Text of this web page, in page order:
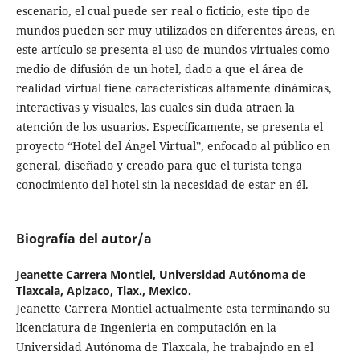
escenario, el cual puede ser real o ficticio, este tipo de
mundos pueden ser muy utilizados en diferentes áreas, en
este artículo se presenta el uso de mundos virtuales como
medio de difusión de un hotel, dado a que el área de
realidad virtual tiene características altamente dinámicas,
interactivas y visuales, las cuales sin duda atraen la
atención de los usuarios. Específicamente, se presenta el
proyecto “Hotel del Ángel Virtual”, enfocado al público en
general, diseñado y creado para que el turista tenga
conocimiento del hotel sin la necesidad de estar en él.
Biografía del autor/a
Jeanette Carrera Montiel, Universidad Autónoma de
Tlaxcala, Apizaco, Tlax., Mexico.
Jeanette Carrera Montiel actualmente esta terminando su
licenciatura de Ingenieria en computación en la
Universidad Autónoma de Tlaxcala, he trabajndo en el